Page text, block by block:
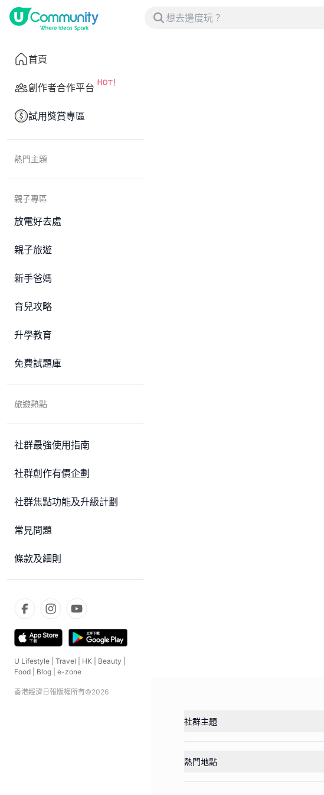
首頁
創作者合作平台
試用獎賞專區
熱門主題
親子專區
放電好去處
親子旅遊
新手爸媽
育兒攻略
升學教育
免費試題庫
旅遊熱點
社群最強使用指南
社群創作有價企劃
社群焦點功能及升級計劃
常見問題
條款及細則
U Lifestyle Travel HK Beauty
Food
Blog e-zone
香港經濟日報版權所有©2026
社群主題
熱門地點